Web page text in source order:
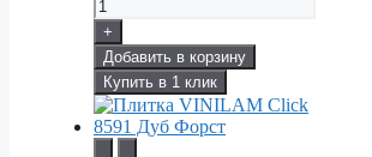
+
Добавить в корзину
Купить в 1 клик